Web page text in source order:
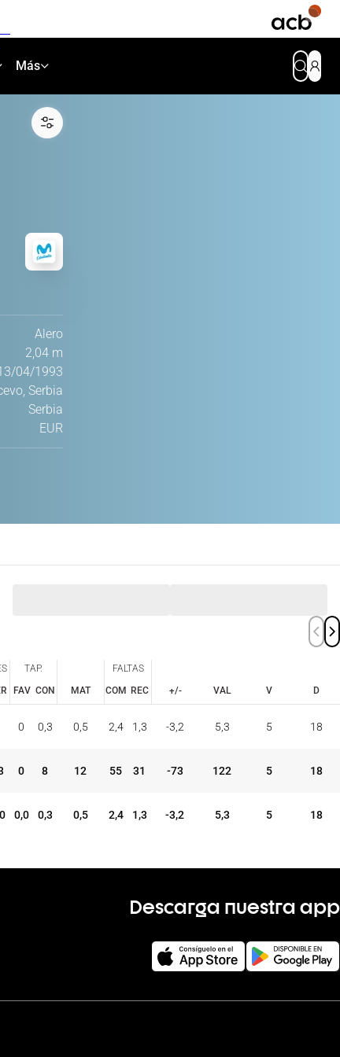
Más
Alero
2,04 m
04/1993
Serbia
Serbia
EUR
TAP.
MAT
FALTAS
+/-
VAL V D
FAV CON COM REC
MAT
+/-
VAL
0 0,3 0,5 2,4 1,3 -3,2 5,3 5 18
0 8 12 55 31 -73 122 5 18
0,0 0,3 0,5 2,4 1,3 -3,2 5,3 5 18
Descarga nuestra app